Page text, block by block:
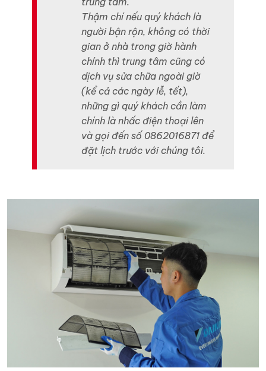
Thậm chí nếu quý khách là
người bận rộn, không có thời
gian ở nhà trong giờ hành
chính thì trung tâm cũng có
dịch vụ sửa chữa ngoài giờ
(kể cả các ngày lễ, tết),
những gì quý khách cần làm
chính là nhấc điện thoại lên
và gọi đến số 0862016871 để
đặt lịch trước với chúng tôi.